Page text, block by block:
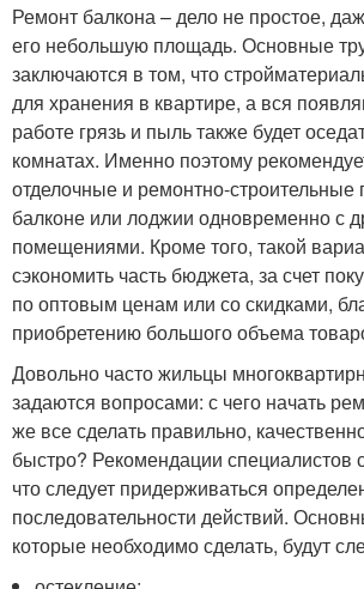
Ремонт балкона – дело не простое,
его небольшую площадь. Основные
заключаются в том, что
для хранения в квартире, а вся
работе грязь и пыль также будет
комнатах. Именно поэтому
отделочные и ремонтно-
балконе или лоджии одновременно с
помещениями. Кроме того, такой
сэкономить часть бюджета, за счет
по оптовым ценам или со скидками,
приобретению большого объема
Довольно часто жильцы
задаются вопросами: с чего начать
же все сделать правильно,
быстро? Рекомендации специалистов
что следует придерживаться
последовательности действий.
которые необходимо сделать, будут